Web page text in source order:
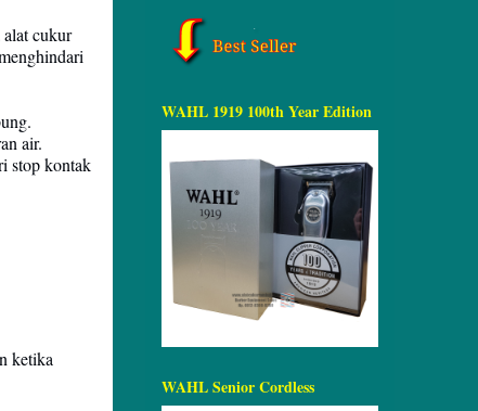
cukur
air.
stop kontak
ketika
WAHL 1919 100th Year Edition
WAHL Senior Cordless